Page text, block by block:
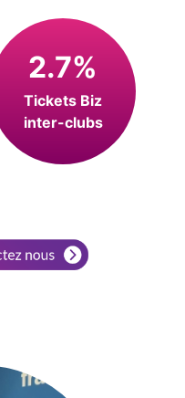
2.7%
Tickets Biz
inter-clubs